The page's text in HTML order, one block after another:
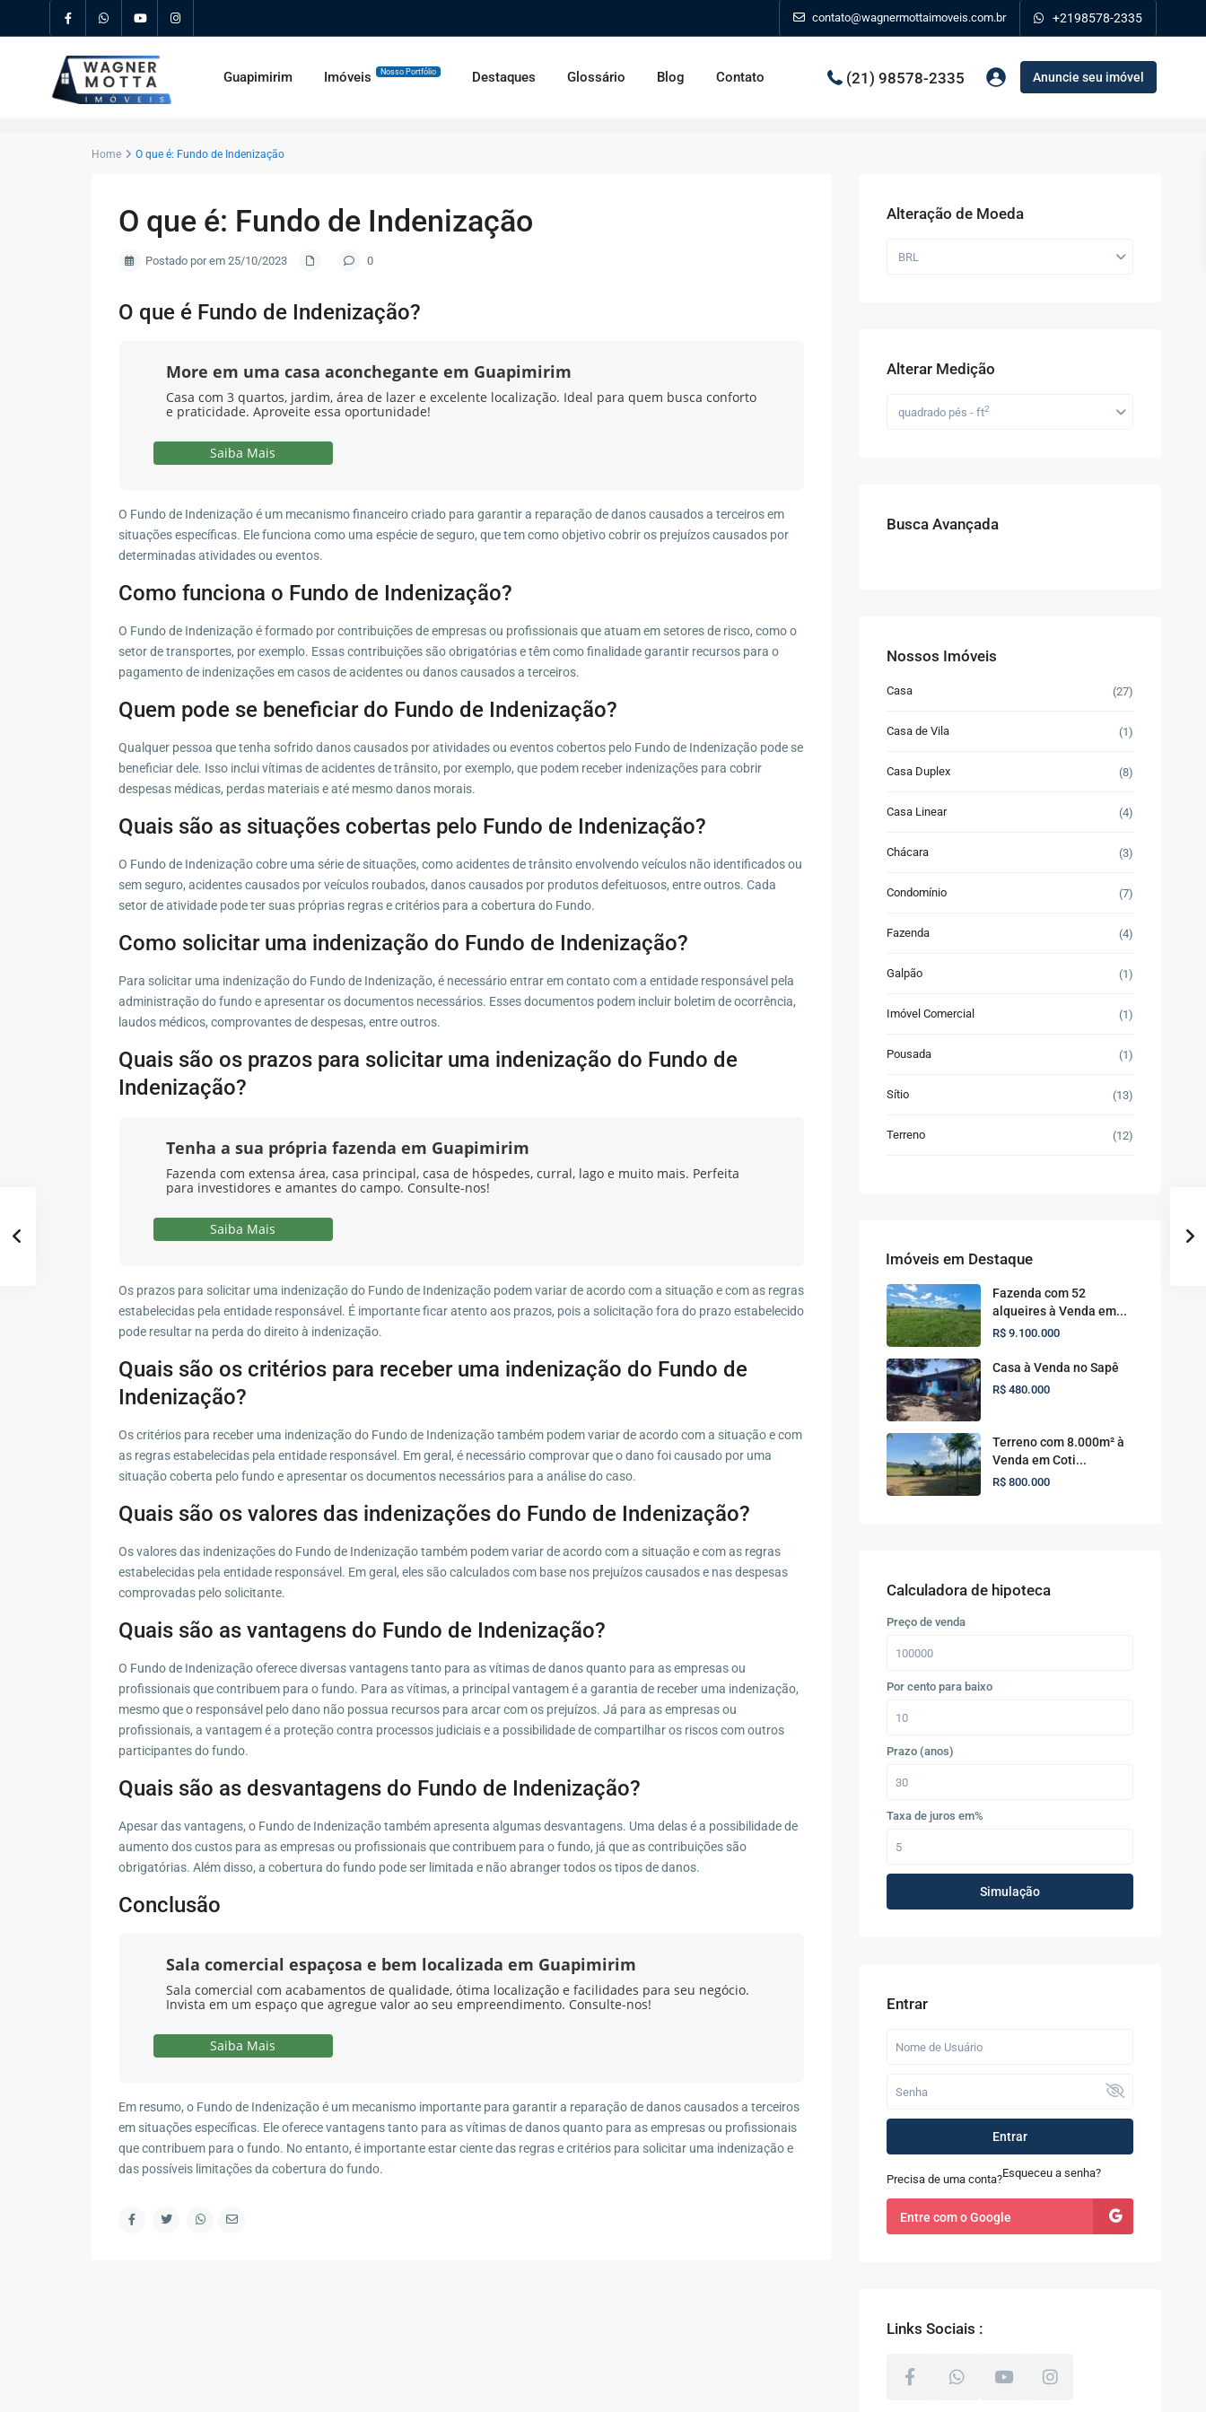
contato@wagnermottaimoveis.com.br +2198578-2335
Guapimirim Imóveis Nosso Portfólio Destaques Glossário Blog Contato (21) 98578-2335 Anuncie seu imóvel
Home O que é: Fundo de Indenização
O que é: Fundo de Indenização
Postado por em 25/10/2023 0
O que é Fundo de Indenização?
More em uma casa aconchegante em Guapimirim
Casa com 3 quartos, jardim, área de lazer e excelente localização. Ideal para quem busca conforto
e praticidade. Aproveite essa oportunidade!
Saiba Mais
O Fundo de Indenização é um mecanismo financeiro criado para garantir a reparação de danos causados a terceiros em
situações específicas. Ele funciona como uma espécie de seguro, que tem como objetivo cobrir os prejuízos causados por
determinadas atividades ou eventos.
Como funciona o Fundo de Indenização?
O Fundo de Indenização é formado por contribuições de empresas ou profissionais que atuam em setores de risco, como o
setor de transportes, por exemplo. Essas contribuições são obrigatórias e têm como finalidade garantir recursos para o
pagamento de indenizações em casos de acidentes ou danos causados a terceiros.
Quem pode se beneficiar do Fundo de Indenização?
Qualquer pessoa que tenha sofrido danos causados por atividades ou eventos cobertos pelo Fundo de Indenização pode se
beneficiar dele. Isso inclui vítimas de acidentes de trânsito, por exemplo, que podem receber indenizações para cobrir
despesas médicas, perdas materiais e até mesmo danos morais.
Quais são as situações cobertas pelo Fundo de Indenização?
O Fundo de Indenização cobre uma série de situações, como acidentes de trânsito envolvendo veículos não identificados ou
sem seguro, acidentes causados por veículos roubados, danos causados por produtos defeituosos, entre outros. Cada
setor de atividade pode ter suas próprias regras e critérios para a cobertura do Fundo.
Como solicitar uma indenização do Fundo de Indenização?
Para solicitar uma indenização do Fundo de Indenização, é necessário entrar em contato com a entidade responsável pela
administração do fundo e apresentar os documentos necessários. Esses documentos podem incluir boletim de ocorrência,
laudos médicos, comprovantes de despesas, entre outros.
Quais são os prazos para solicitar uma indenização do Fundo de
Indenização?
Tenha a sua própria fazenda em Guapimirim
Fazenda com extensa área, casa principal, casa de hóspedes, curral, lago e muito mais. Perfeita
para investidores e amantes do campo. Consulte-nos!
Saiba Mais
Os prazos para solicitar uma indenização do Fundo de Indenização podem variar de acordo com a situação e com as regras
estabelecidas pela entidade responsável. É importante ficar atento aos prazos, pois a solicitação fora do prazo estabelecido
pode resultar na perda do direito à indenização.
Quais são os critérios para receber uma indenização do Fundo de
Indenização?
Os critérios para receber uma indenização do Fundo de Indenização também podem variar de acordo com a situação e com
as regras estabelecidas pela entidade responsável. Em geral, é necessário comprovar que o dano foi causado por uma
situação coberta pelo fundo e apresentar os documentos necessários para a análise do caso.
Quais são os valores das indenizações do Fundo de Indenização?
Os valores das indenizações do Fundo de Indenização também podem variar de acordo com a situação e com as regras
estabelecidas pela entidade responsável. Em geral, eles são calculados com base nos prejuízos causados e nas despesas
comprovadas pelo solicitante.
Quais são as vantagens do Fundo de Indenização?
O Fundo de Indenização oferece diversas vantagens tanto para as vítimas de danos quanto para as empresas ou
profissionais que contribuem para o fundo. Para as vítimas, a principal vantagem é a garantia de receber uma indenização,
mesmo que o responsável pelo dano não possua recursos para arcar com os prejuízos. Já para as empresas ou
profissionais, a vantagem é a proteção contra processos judiciais e a possibilidade de compartilhar os riscos com outros
participantes do fundo.
Quais são as desvantagens do Fundo de Indenização?
Apesar das vantagens, o Fundo de Indenização também apresenta algumas desvantagens. Uma delas é a possibilidade de
aumento dos custos para as empresas ou profissionais que contribuem para o fundo, já que as contribuições são
obrigatórias. Além disso, a cobertura do fundo pode ser limitada e não abranger todos os tipos de danos.
Conclusão
Sala comercial espaçosa e bem localizada em Guapimirim
Sala comercial com acabamentos de qualidade, ótima localização e facilidades para seu negócio.
Invista em um espaço que agregue valor ao seu empreendimento. Consulte-nos!
Saiba Mais
Em resumo, o Fundo de Indenização é um mecanismo importante para garantir a reparação de danos causados a terceiros
em situações específicas. Ele oferece vantagens tanto para as vítimas de danos quanto para as empresas ou profissionais
que contribuem para o fundo. No entanto, é importante estar ciente das regras e critérios para solicitar uma indenização e
das possíveis limitações da cobertura do fundo.
Alteração de Moeda
BRL
Alterar Medição
quadrado pés - ft2
Busca Avançada
Nossos Imóveis
Casa (27)
Casa de Vila (1)
Casa Duplex (8)
Casa Linear (4)
Chácara (3)
Condomínio (7)
Fazenda (4)
Galpão (1)
Imóvel Comercial (1)
Pousada (1)
Sítio (13)
Terreno (12)
Imóveis em Destaque
Fazenda com 52
alqueires à Venda em...
R$ 9.100.000
Casa à Venda no Sapê
R$ 480.000
Terreno com 8.000m² à
Venda em Coti...
R$ 800.000
Calculadora de hipoteca
Preço de venda
Por cento para baixo
Prazo (anos)
Taxa de juros em%
Simulação
Entrar
Entrar
Precisa de uma conta?Esqueceu a senha?
Entre com o Google
Links Sociais :
R. Marape, 130 - Segredo, Guapimirim - RJ, 25946-690
(21) 98578-2335
contato@wagnermottaimoveis.com.br
Wagner Motta Imóveis
Casa Duplex (8)
Casa Linear (4)
Fazenda com 52
Casa à Venda no
R$ 480.000
Terreno com 8.000m²
à Venda em Coti...